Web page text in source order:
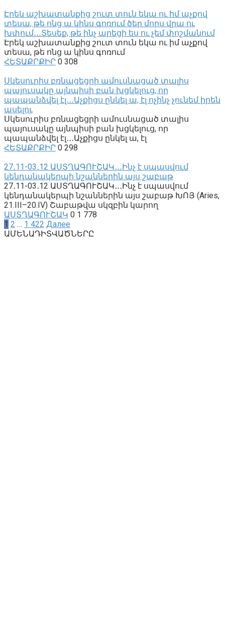
Էրեկ աշխատանքից շուտ տուն եկա ու իմ աչքով
տեսա, թե ոնց ա կինս գոռում ծեր մորս վրա ու
խփում․․․Տեսեք, թե ինչ արեցի ես ու չեմ փոշմանում
Էրեկ աշխատանքից շուտ տուն եկա ու իմ աչքով
տեսա, թե ոնց ա կինս գոռում
ՀԵՏԱՔՐՔԻՐ 0 308
Սկեսուրիս բռնացեցրի ամուսնացած տալիս
պայուսակը այնպիսի բան խցկելուց, որ
պապանձվել էլ․․․Աչքիցս ընկել ա, էլ ոչինչ չունեմ իրեն
ասելու
Սկեսուրիս բռնացեցրի ամուսնացած տալիս
պայուսակը այնպիսի բան խցկելուց, որ
պապանձվել էլ․․․Աչքիցս ընկել ա, էլ
ՀԵՏԱՔՐՔԻՐ 0 298
27․11-03․12 ԱՍՏՂԱԳՈՒՇԱԿ․․․Ինչ է սպասվում
կենդանակերպի նշաններին այս շաբաթ
27․11-03․12 ԱՍՏՂԱԳՈՒՇԱԿ․․․Ինչ է սպասվում
կենդանակերպի նշաններին այս շաբաթ ԽՈՅ (Aries,
21.III–20.IV) Շաբաթվա սկզբին կարող
ԱՍՏՂԱԳՈՒՇԱԿ 0 1 778
Навигация
по
1 2 … 1 422 Далее
ԱՄԵՆԱԴԻՏՎԱԾՆԵՐԸ